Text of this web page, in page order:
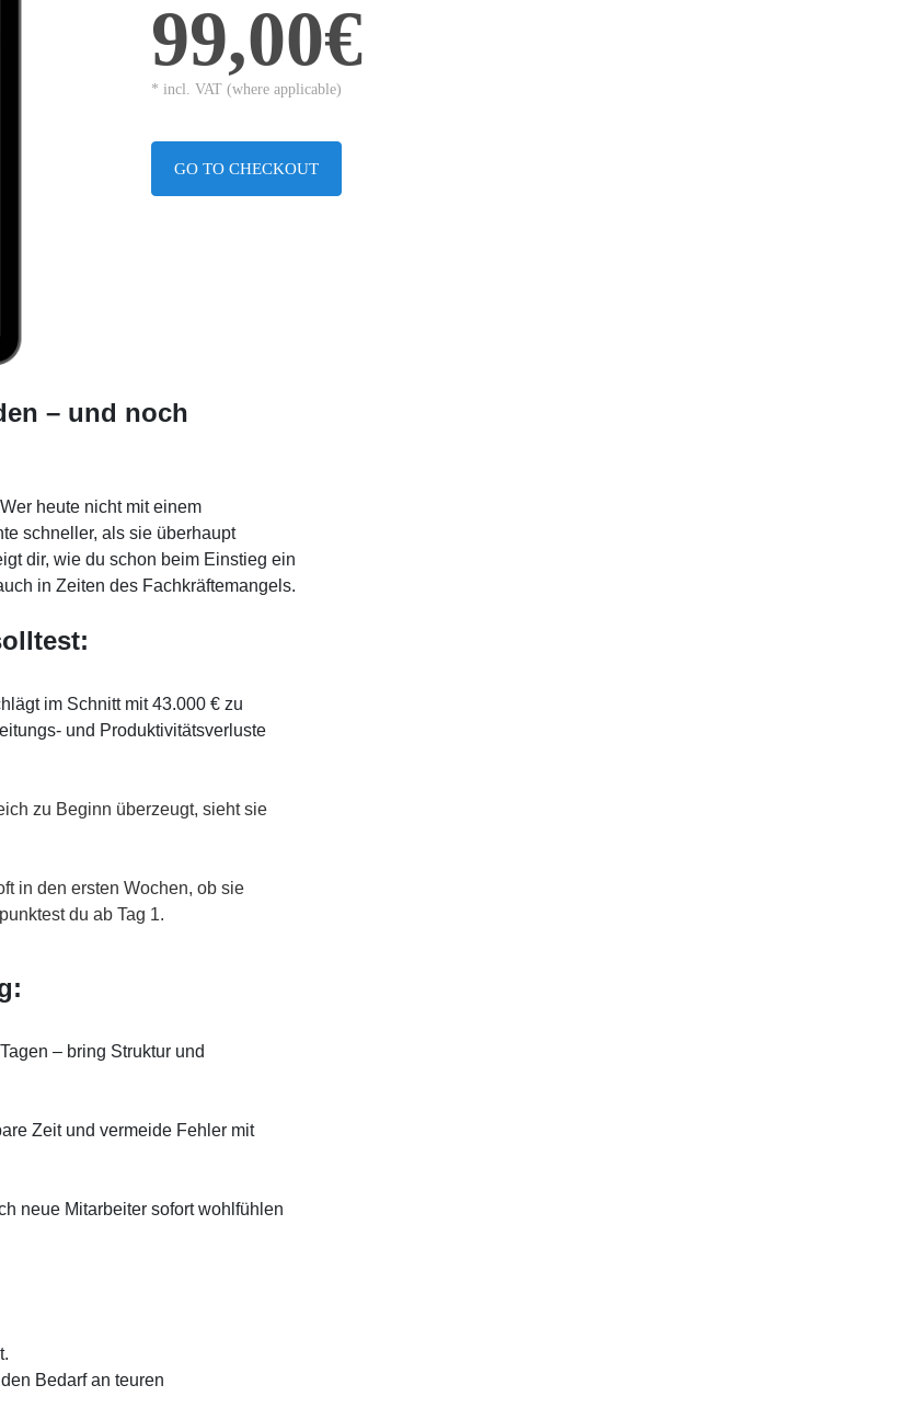
99,00€
* incl. VAT (where applicable)
GO TO CHECKOUT
– und noch
heute nicht mit einem
schneller, als sie überhaupt
dir, wie du schon beim Einstieg ein
in Zeiten des Fachkräftemangels.
im Schnitt mit 43.000 € zu
und Produktivitätsverluste
zu Beginn überzeugt, sieht sie
in den ersten Wochen, ob sie
du ab Tag 1.
– bring Struktur und
Zeit und vermeide Fehler mit
neue Mitarbeiter sofort wohlfühlen
Bedarf an teuren